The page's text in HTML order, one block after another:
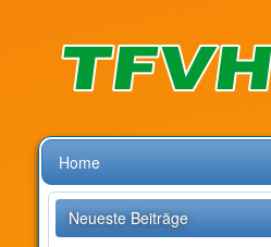
Home
Neueste Beiträge